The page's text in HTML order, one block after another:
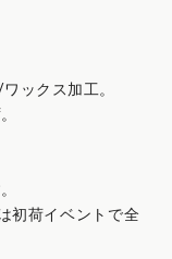
ックス加工。
初荷イベントで全